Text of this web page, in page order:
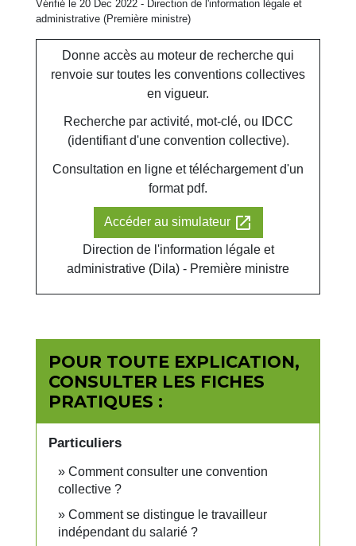
Vérifié le 20 Dec 2022 - Direction de l'information légale et
administrative (Première ministre)
Donne accès au moteur de recherche qui
renvoie sur toutes les conventions collectives
en vigueur.
Recherche par activité, mot-clé, ou IDCC
(identifiant d'une convention collective).
Consultation en ligne et téléchargement d'un
format pdf.
Accéder au simulateur open_in_new
Direction de l'information légale et
administrative (Dila) - Première ministre
POUR TOUTE EXPLICATION,
CONSULTER LES FICHES
PRATIQUES :
Particuliers
Comment consulter une convention
collective ?
Comment se distingue le travailleur
indépendant du salarié ?